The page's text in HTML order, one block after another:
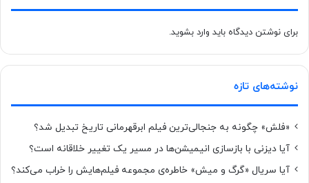
برای نوشتن دیدگاه باید وارد بشوید.
نوشته‌های تازه
«فلش» چگونه به جنجالی‌ترین فیلم ابرقهرمانی تاریخ تبدیل شد؟
آیا دیزنی با بازسازی انیمیشن‌ها در مسیر یک تغییر خلاقانه است؟
آیا سریال «گرگ و میش» خاطره‌ی مجموعه‌ فیلم‌هایش را خراب می‌کند؟